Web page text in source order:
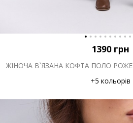
1390 грн
+5 кольорів